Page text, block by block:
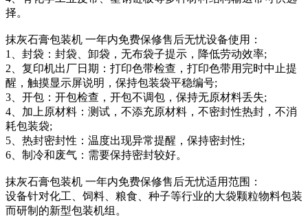
择。
抹灰石膏包装机 一年内免费保修售后无忧设备使用：
1、封袋：封袋、卸袋，无布袋子提示，降低劳动效率;
2、复印机出厂日期：打印色带检查，打印色带用完时中止提
醒，触摸显示屏说明，保持包装袋平稳编号;
3、开包：开包检查，开包不调包，保持无原材料丢失;
4、加上原材料：测试，不添充原材料，不密封性热封，不消
耗包装袋;
5、热封密封性：温度出现异常提醒，保持密封性;
6、制冷和废气：需要保持密封较好。
抹灰石膏包装机 一年内免费保修售后无忧适用范围：
设备针对化工、饲料、粮食、种子等行业的大袋颗粒物料包装
而研制的新型包装机组。